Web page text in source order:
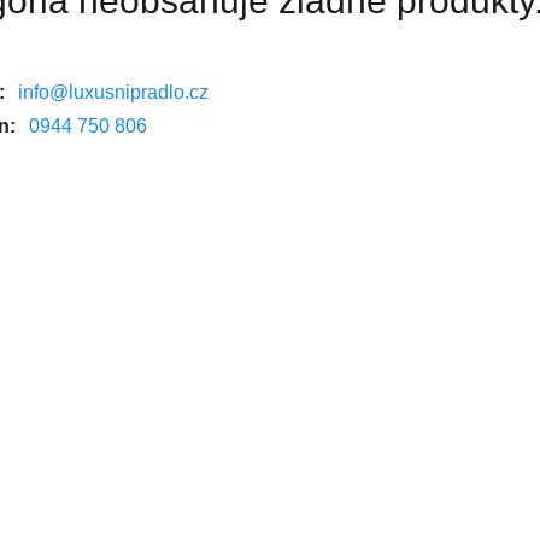
info@luxusnipradlo.cz
0944 750 806